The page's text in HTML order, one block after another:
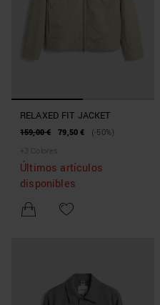
RELAXED FIT JACKET
159,00 € 79,50 €
(-50%)
+ 3 Colores
Últimos artículos
disponibles